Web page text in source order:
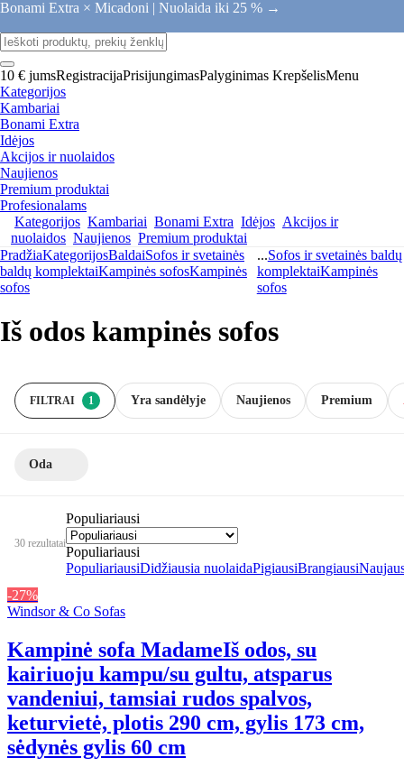
Bonami Extra × Micadoni | Nuolaida iki 25 % →
10 € jumsRegistracijaPrisijungimasPalyginimas KrepšelisMenu
Kategorijos
Kambariai
Bonami Extra
Idėjos
Akcijos ir nuolaidos
Naujienos
Premium produktai
Profesionalams
Kategorijos Kambariai Bonami Extra Idėjos Akcijos ir
nuolaidos Naujienos Premium produktai
PradžiaKategorijosBaldaiSofos ir svetainės
baldų komplektaiKampinės sofosKampinės
sofos
...Sofos ir svetainės baldų
komplektaiKampinės
sofos
Iš odos kampinės sofos
FILTRAI 1 Yra sandėlyje Naujienos Premium
Oda
30 rezultatai
Populiariausi
Populiariausi
PopuliariausiDidžiausia nuolaidaPigiausiBrangiausi
-27%
Windsor & Co Sofas
Kampinė sofa MadameIš odos, su
kairiuoju kampu/su gultu, atsparus
vandeniui, tamsiai rudos spalvos,
keturvietė, plotis 290 cm, gylis 173 cm,
sėdynės gylis 60 cm